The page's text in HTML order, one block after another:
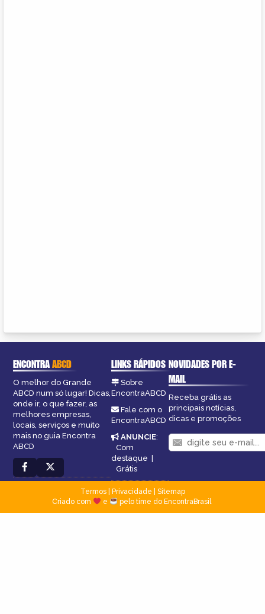
ENCONTRAABCD
O melhor do Grande
ABCD num só lugar! Dicas,
onde ir, o que fazer, as
melhores empresas,
locais, serviços e muito
mais no guia Encontra
ABCD
LINKS RÁPIDOS
Sobre
EncontraABCD
Fale com o
EncontraABCD
ANUNCIE:
Com
destaque
Grátis
NOVIDADES POR E-
MAIL
Receba grátis as
principais notícias,
dicas e promoções
Termos| Privacidade
Sitemap
Criado com
e pelo time do EncontraBrasil